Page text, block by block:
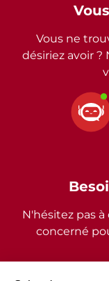
Vous ne
désiriez avoir
N'hésitez pas
concerné